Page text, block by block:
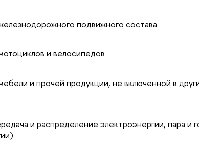
подвижного состава
и велосипедов
и прочей продукции, не включенной в
и распределение электроэнергии, пара и